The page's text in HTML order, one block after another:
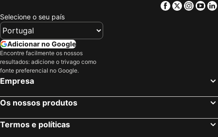
Facebook
Twitter
Selecione o seu país
Adicionar no Google
Encontre facilmente os nossos
resultados: adicione o trivago como
fonte preferencial no Google.
Empresa
Os nossos produtos
Termos e políticas